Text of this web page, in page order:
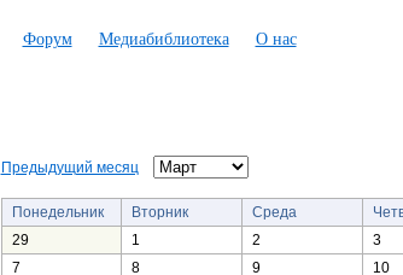
Форум Медиабиблиотека О нас
Предыдущий месяц
Понедельник Вторник Среда
29
1 2 3
7
8 9 10